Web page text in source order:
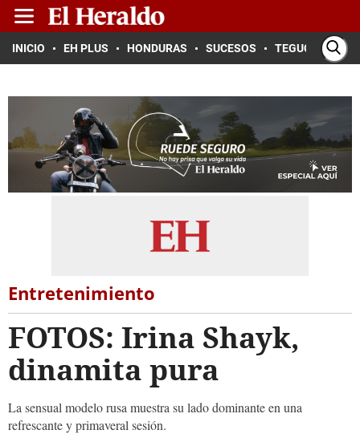
INICIO EH PLUS HONDURAS SUCESOS TEGUCIGALPA
Entretenimiento
FOTOS: Irina Shayk,
dinamita pura
La sensual modelo rusa muestra su lado dominante en una
refrescante y primaveral sesión.